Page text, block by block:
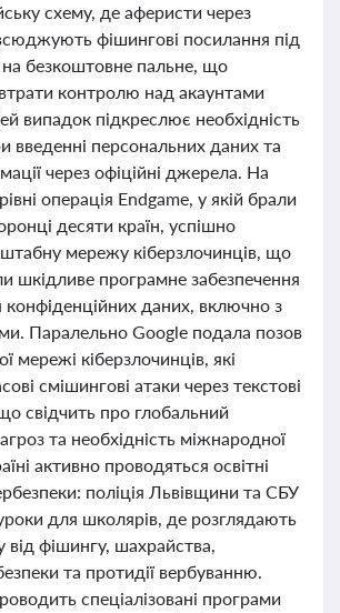
схему, де аферисти через
фішингові посилання під
на безкоштовне пальне, що
контролю над акаунтами
випадок підкреслює необхідність
введенні персональних даних та
через офіційні джерела. На
операція Endgame, у якій брали
десяти країн, успішно
мережу кіберзлочинців, що
шкідливе програмне забезпечення
даних, включно з
Паралельно Google подала позов
мережі кіберзлочинців, які
смішингові атаки через текстові
свідчить про глобальний
та необхідність міжнародної
активно проводяться освітні
поліція Львівщини та СБУ
для школярів, де розглядають
від фішингу, шахрайства,
та протидії вербуванню.
спеціалізовані програми